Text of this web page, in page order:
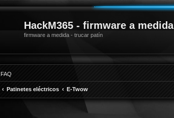
HackM365 - firmware a medida
firmware a medida - trucar patín
FAQ
Patinetes eléctricos E-Twow